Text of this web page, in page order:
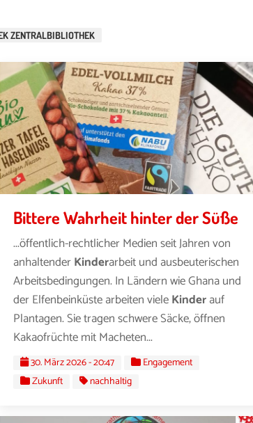
ZENTRALBIBLIOTHEK
Bittere Wahrheit hinter der Süße
...öffentlich-rechtlicher Medien seit Jahren von
anhaltenderKinderarbeit und ausbeuterischen
Arbeitsbedingungen. In Ländern wie Ghana und
der Elfenbeinküste arbeiten vieleKinderauf
Plantagen. Sie tragen schwere Säcke, öffnen
Kakaofrüchte mit Macheten...
30. März 2026 - 20:47
Engagement
Zukunft
nachhaltig